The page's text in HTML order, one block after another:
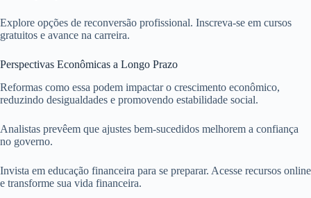
Explore opções de reconversão profissional. Inscreva-se em cursos
gratuitos e avance na carreira.
Perspectivas Econômicas a Longo Prazo
Reformas como essa podem impactar o crescimento econômico,
reduzindo desigualdades e promovendo estabilidade social.
Analistas prevêem que ajustes bem-sucedidos melhorem a confiança
no governo.
Invista em educação financeira para se preparar. Acesse recursos online
e transforme sua vida financeira.